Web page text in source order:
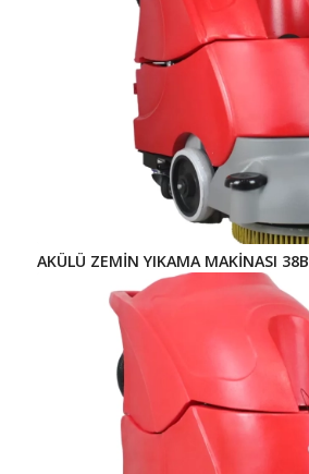
AKÜLÜ ZEMİN YIKAMA MAKİNASI 38B